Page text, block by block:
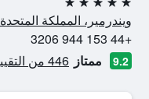
5 نجوم
ويندرمير، المملكة المتحدة
+44 153 944 3206
9.2 ممتاز 446 من التقييمات تم التحقق منها